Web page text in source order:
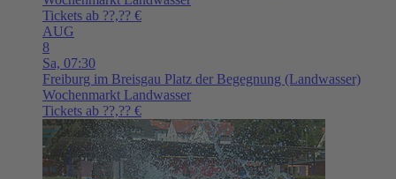
Tickets ab ??,?? €
AUG
8
Sa, 07:30
Freiburg im Breisgau Platz der Begegnung (Landwasser)
Wochenmarkt Landwasser
Tickets ab ??,?? €